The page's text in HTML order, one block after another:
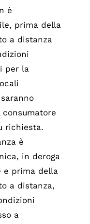
è
prima della
a distanza
per la
richiesta.
è
in deroga
e prima della
a distanza,
a